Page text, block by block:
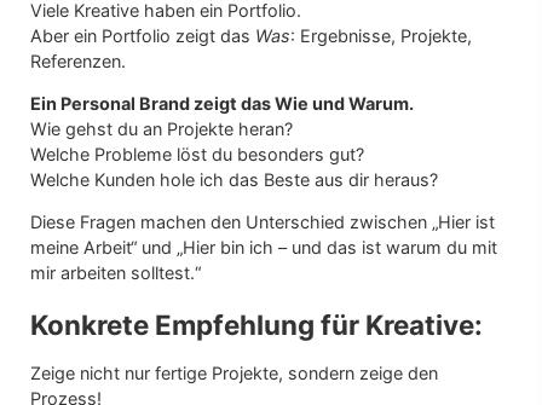
Viele Kreative haben ein Portfolio.
Aber ein Portfolio zeigt das Was: Ergebnisse, Projekte,
Referenzen.
Ein Personal Brand zeigt das Wie und Warum.
Wie gehst du an Projekte heran?
Welche Probleme löst du besonders gut?
Welche Kunden hole ich das Beste aus dir heraus?
Diese Fragen machen den Unterschied zwischen „Hier ist
meine Arbeit“ und „Hier bin ich – und das ist warum du mit
mir arbeiten solltest.“
Konkrete Empfehlung für Kreative:
Zeige nicht nur fertige Projekte, sondern zeige den
Prozess!